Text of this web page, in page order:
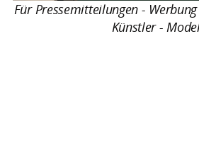
Für Pressemitteilungen -
Künstler -